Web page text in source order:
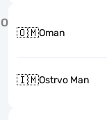
O
🇴🇲Oman
🇮🇲Ostrvo Man